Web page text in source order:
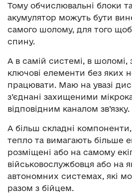
Тому обчислювальні блоки
акумулятор можуть бути
самого шолому, для того
спину.
А в самій системі, в
ключові елементи без яких
працювати. Маю на увазі
з’єднані захищеними
відповідним каналом зв’язку.
А більш складні компоненти,
тепло та вимагають більше
розміщені або на самому
військовослужбовця або на
автономних системах, які
разом з бійцем.